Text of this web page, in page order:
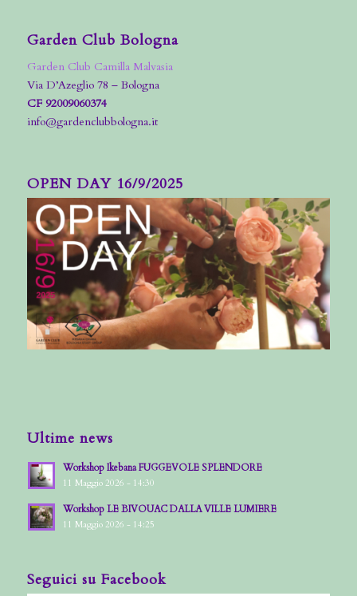
Garden Club Bologna
Garden Club Camilla Malvasia
Via D’Azeglio 78 – Bologna
CF 92009060374
info@gardenclubbologna.it
OPEN DAY 16/9/2025
Ultime news
Workshop Ikebana FUGGEVOLE SPLENDORE
11 Maggio 2026 - 14:30
Workshop LE BIVOUAC DALLA VILLE LUMIERE
11 Maggio 2026 - 14:25
Seguici su Facebook